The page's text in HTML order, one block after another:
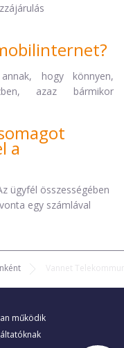
hogy könnyen,
azaz bármikor
a
ügyfél összességében
egy számlával
Vannet
működik